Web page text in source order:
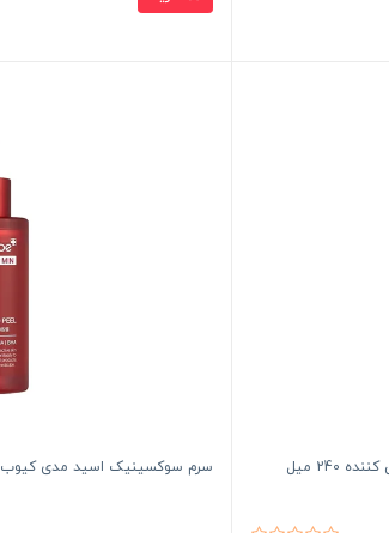
تونر گلیکولیک اسید اوردینری اصل لایه بردار و روشن کننده 240 میل
سرم سوکسینیک اسید مدی کیوب 40 گرم اورجینال Medicube ضد جوش